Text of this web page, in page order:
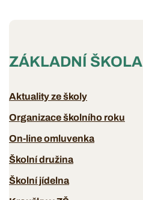
ZÁKLADNÍ ŠKOLA
Aktuality ze školy
Organizace školního roku
On-line omluvenka
Školní družina
Školní jídelna